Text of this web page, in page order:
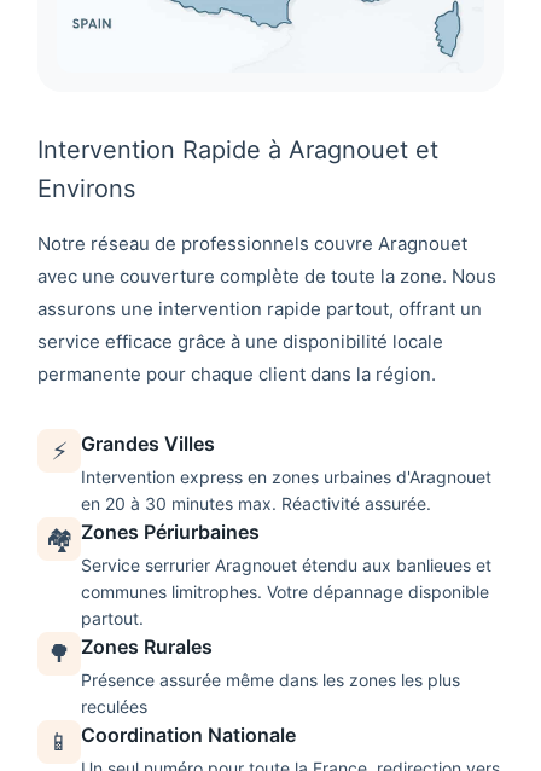
Intervention Rapide à Aragnouet et
Environs
Notre réseau de professionnels couvre Aragnouet
avec une couverture complète de toute la zone. Nous
assurons une intervention rapide partout, offrant un
service efficace grâce à une disponibilité locale
permanente pour chaque client dans la région.
⚡ Grandes Villes
Intervention express en zones urbaines d'Aragnouet
en 20 à 30 minutes max. Réactivité assurée.
🏘️ Zones Périurbaines
Service serrurier Aragnouet étendu aux banlieues et
communes limitrophes. Votre dépannage disponible
partout.
🌳 Zones Rurales
Présence assurée même dans les zones les plus
reculées
📱 Coordination Nationale